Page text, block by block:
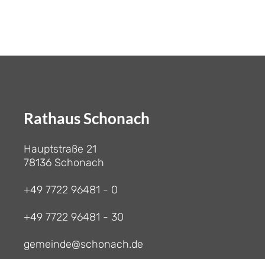
Rathaus Schonach
Hauptstraße 21
78136 Schonach
+49 7722 96481 - 0
+49 7722 96481 - 30
gemeinde@schonach.de